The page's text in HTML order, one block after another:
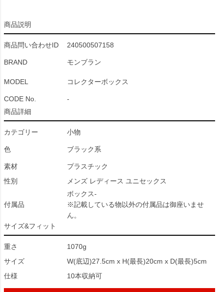
商品説明
商品問い合わせID 240500507158
BRAND モンブラン
MODEL コレクターボックス
CODE No.
-
商品詳細
カテゴリー 小物
色 ブラック系
素材
プラスチック
性別
メンズ レディース ユニセックス
付属品
ボックス-
※記載している物以外の付属品は御座いませ
ん。
サイズ&フィット
重さ
1070g
サイズ
W(底辺)27.5cm x H(最長)20cm x D(最長)5cm
仕様
10本収納可